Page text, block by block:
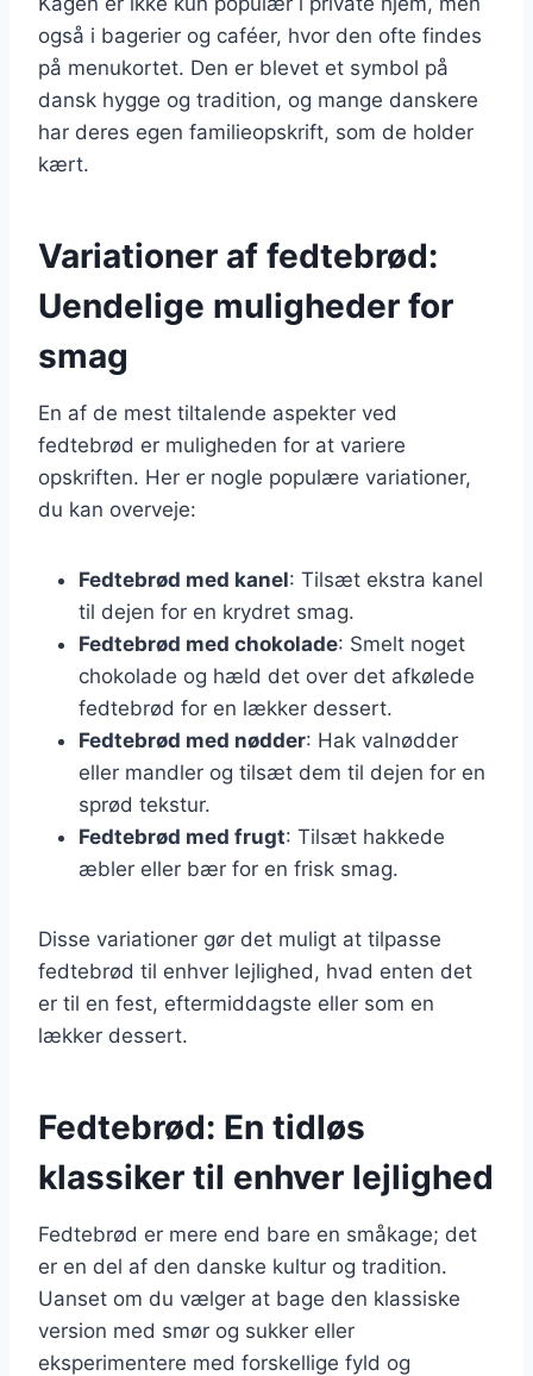
også i bagerier og caféer, hvor den ofte findes
på menukortet. Den er blevet et symbol på
dansk hygge og tradition, og mange danskere
har deres egen familieopskrift, som de holder
kært.
Variationer af fedtebrød:
Uendelige muligheder for
smag
En af de mest tiltalende aspekter ved
fedtebrød er muligheden for at variere
opskriften. Her er nogle populære variationer,
du kan overveje:
Fedtebrød med kanel: Tilsæt ekstra kanel
til dejen for en krydret smag.
Fedtebrød med chokolade: Smelt noget
chokolade og hæld det over det afkølede
fedtebrød for en lækker dessert.
Fedtebrød med nødder: Hak valnødder
eller mandler og tilsæt dem til dejen for en
sprød tekstur.
Fedtebrød med frugt: Tilsæt hakkede
æbler eller bær for en frisk smag.
Disse variationer gør det muligt at tilpasse
fedtebrød til enhver lejlighed, hvad enten det
er til en fest, eftermiddagste eller som en
lækker dessert.
Fedtebrød: En tidløs
klassiker til enhver lejlighed
Fedtebrød er mere end bare en småkage; det
er en del af den danske kultur og tradition.
Uanset om du vælger at bage den klassiske
version med smør og sukker eller
eksperimentere med forskellige fyld og